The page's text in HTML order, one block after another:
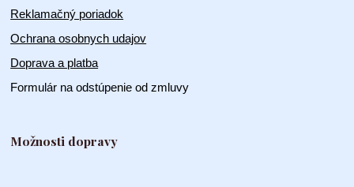
Reklamačný poriadok
Ochrana osobnych udajov
Doprava a platba
Formulár na odstúpenie od zmluvy
Možnosti dopravy